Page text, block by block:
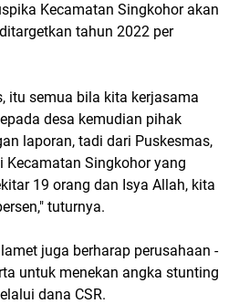
Kecamatan Singkohor akan
tahun 2022 per
itu semua bila kita kerjasama
desa kemudian pihak
laporan, tadi dari Puskesmas,
Singkohor yang
19 orang dan Isya Allah, kita
tuturnya.
juga berharap perusahaan -
untuk menekan angka stunting
dana CSR.